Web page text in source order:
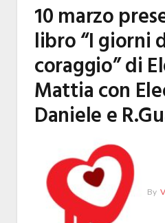
10 marzo
libro “I giorni
coraggio” di
Mattia con
Daniele e
By